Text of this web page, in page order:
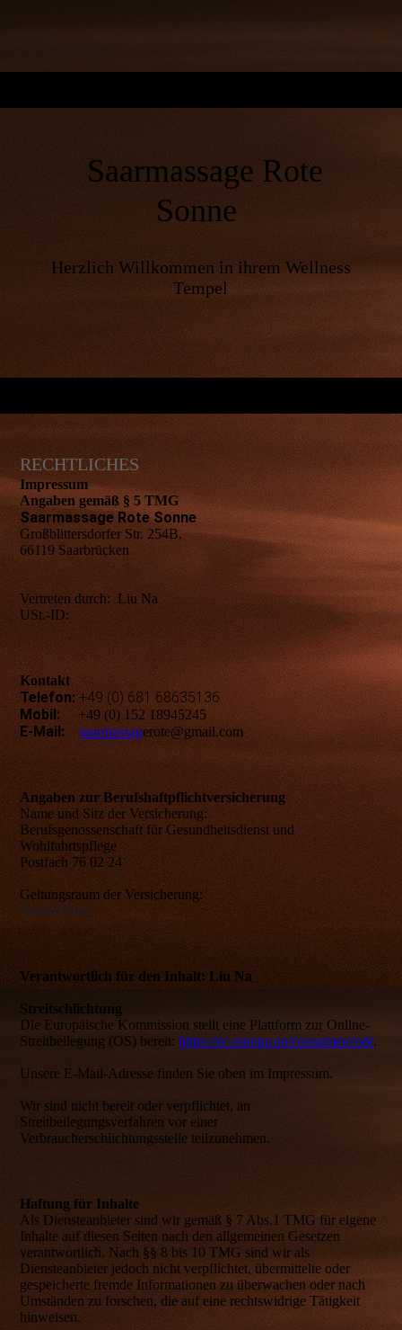
Saarmassage Rote
Sonne
Herzlich Willkommen in ihrem Wellness
Tempel
RECHTLICHES
Impressum
Angaben gemäß § 5 TMG
Saarmassage Rote Sonne
Großblittersdorfer Str. 254B,
66119 Saarbrücken
Vertreten durch: Liu Na
USt.-ID:
Kontakt
Telefon:+49 (0) 681 68635136
Mobil: +49 (0) 152 18945245
E-Mail: saarmassagerote@gmail.com
Angaben zur Berufshaftpflichtversicherung
Name und Sitz der Versicherung:
Berufsgenossenschaft für Gesundheitsdienst und
Wohlfahrtspflege
Postfach 76 02 24
Geltungsraum der Versicherung:
Deutschland
Verantwortlich für den Inhalt: Liu Na
Streitschlichtung
Die Europäische Kommission stellt eine Plattform zur Online-
Streitbeilegung (OS) bereit:https://ec.europa.eu/consumers/odr.
Unsere E-Mail-Adresse finden Sie oben im Impressum.
Wir sind nicht bereit oder verpflichtet, an
Streitbeilegungsverfahren vor einer
Verbraucherschlichtungsstelle teilzunehmen.
Haftung für Inhalte
Als Diensteanbieter sind wir gemäß § 7 Abs.1 TMG für eigene
Inhalte auf diesen Seiten nach den allgemeinen Gesetzen
verantwortlich. Nach §§ 8 bis 10 TMG sind wir als
Diensteanbieter jedoch nicht verpflichtet, übermittelte oder
gespeicherte fremde Informationen zu überwachen oder nach
Umständen zu forschen, die auf eine rechtswidrige Tätigkeit
hinweisen.